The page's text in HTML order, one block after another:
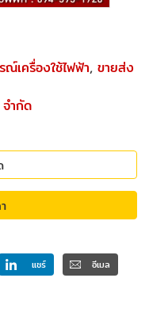
เครื่องใช้ไฟฟ้า, ขายส่ง
ำกัด
แชร์
อีเมล